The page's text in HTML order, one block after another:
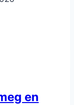
en